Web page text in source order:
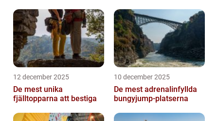
12 december 2025
De mest unika
fjälltopparna att bestiga
10 december 2025
De mest adrenalinfyllda
bungyjump-platserna